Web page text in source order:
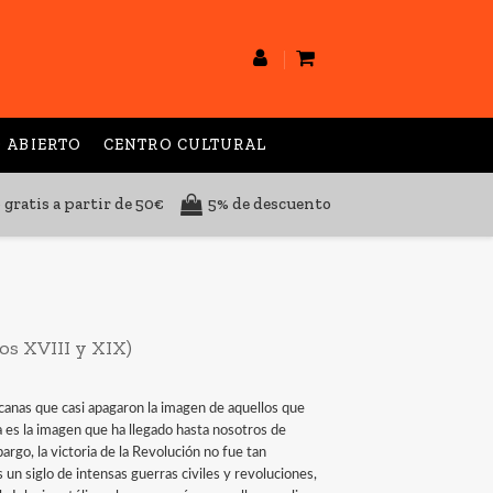
ABIERTO CENTRO CULTURAL
gratis a partir de 50€ 5% de descuento
XVIII y XIX)
que casi apagaron la imagen de aquellos que
la imagen que ha llegado hasta nosotros de
la victoria de la Revolución no fue tan
siglo de intensas guerras civiles y revoluciones,